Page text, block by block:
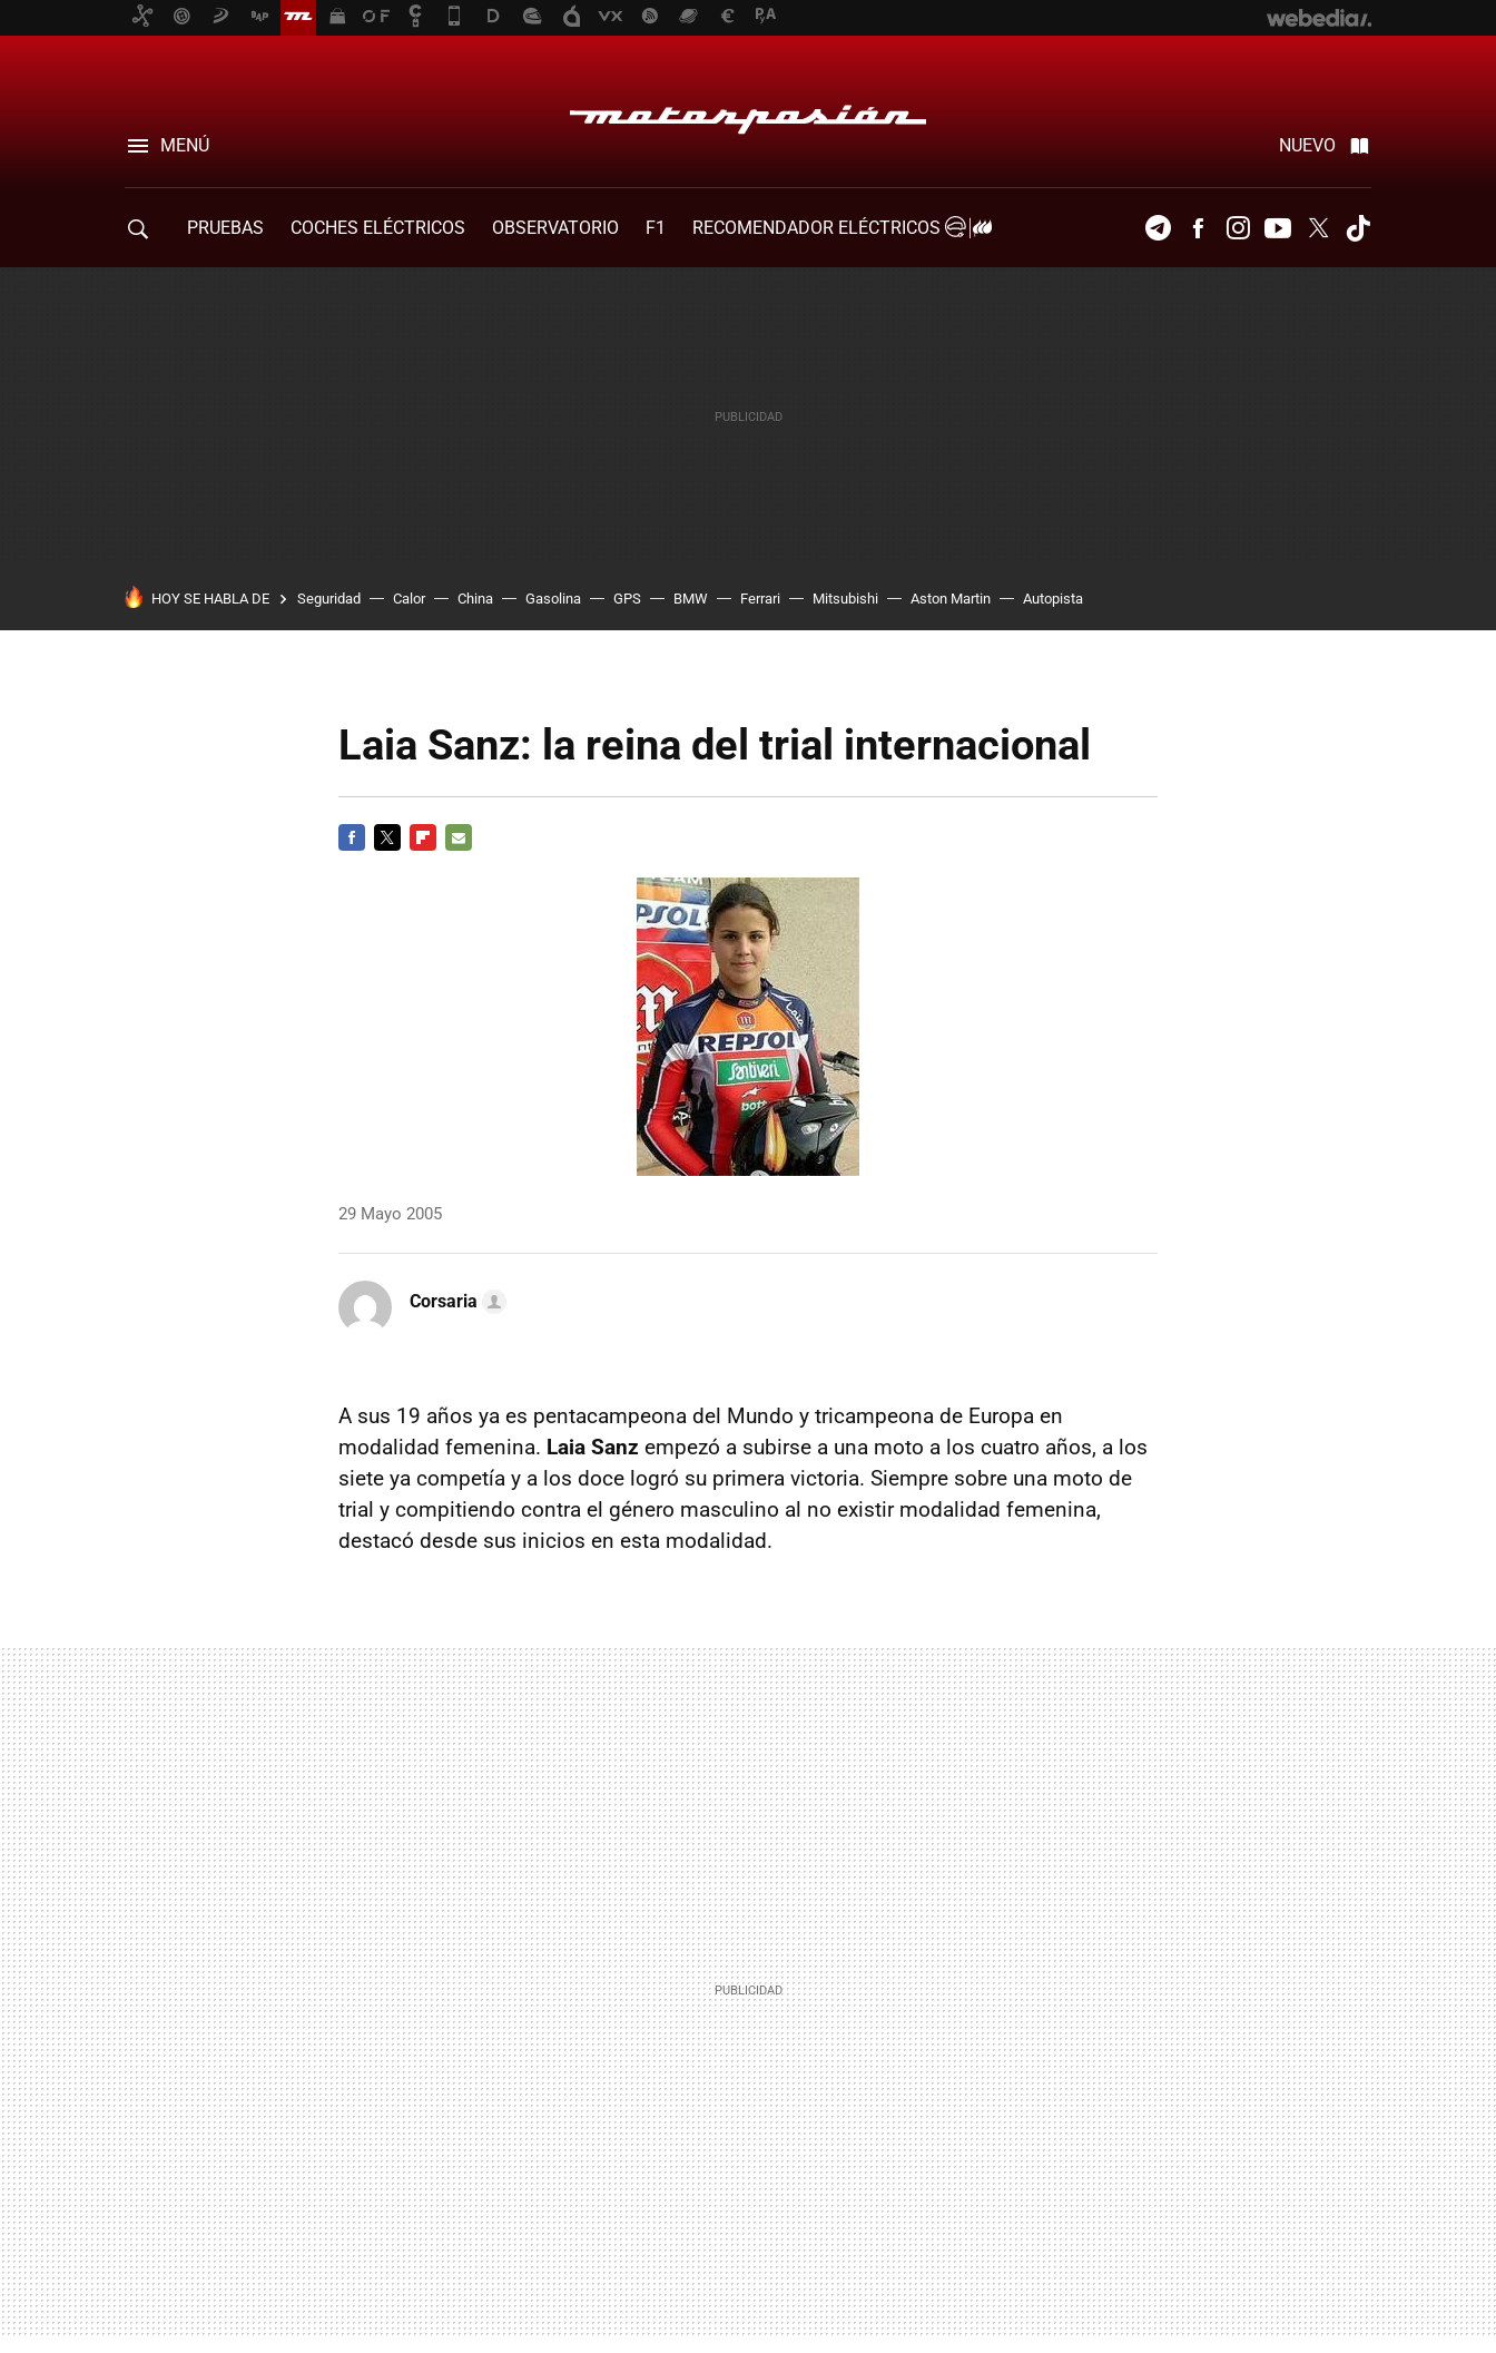
MENÚ NUEVO
PRUEBAS COCHES ELÉCTRICOS OBSERVATORIO F1
RECOMENDADOR ELÉCTRICOS
TelegramFacebookInstagramYoutubeTwitter
HOY SE HABLA DE Seguridad Calor China Gasolina GPS BMW Ferrari Mitsubishi Aston Martin Autopista
Laia Sanz: la reina del trial internacional
29 Mayo 2005
Corsaria
A sus 19 años ya es pentacampeona del Mundo y tricampeona de Europa en
modalidad femenina. Laia Sanz empezó a subirse a una moto a los cuatro años, a los
siete ya competía y a los doce logró su primera victoria. Siempre sobre una moto de
trial y compitiendo contra el género masculino al no existir modalidad femenina,
destacó desde sus inicios en esta modalidad.